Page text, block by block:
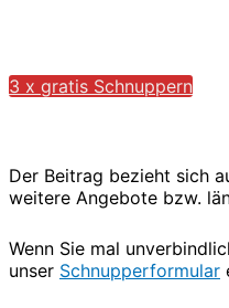
3 x gratis Schnuppern
Der Beitrag bezieht sich
weitere Angebote bzw.
Wenn Sie mal
unser Schnupperformular